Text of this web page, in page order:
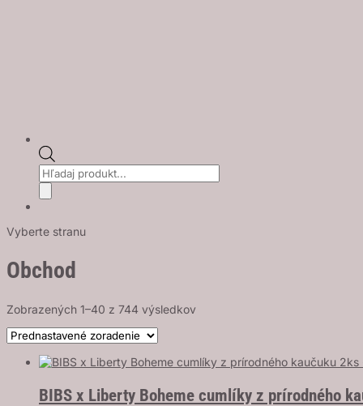
Products
search
Vyberte stranu
Obchod
Zobrazených 1–40 z 744 výsledkov
BIBS x Liberty Boheme cumlíky z prírodného